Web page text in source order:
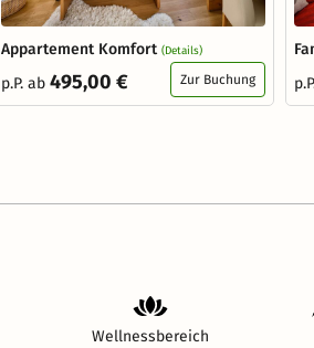
Appartement Komfort (Details)
p.P. ab 495,00 € Zur Buchung
Wellnessbereich